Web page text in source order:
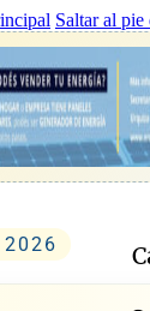
Saltar al pie
2026